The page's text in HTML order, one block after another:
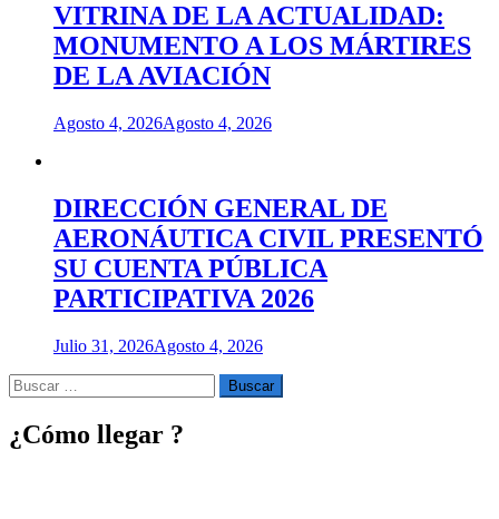
VITRINA DE LA ACTUALIDAD:
MONUMENTO A LOS MÁRTIRES
DE LA AVIACIÓN
Agosto 4, 2026Agosto 4, 2026
DIRECCIÓN GENERAL DE
AERONÁUTICA CIVIL PRESENTÓ
SU CUENTA PÚBLICA
PARTICIPATIVA 2026
Julio 31, 2026Agosto 4, 2026
Buscar
por:
¿Cómo llegar ?